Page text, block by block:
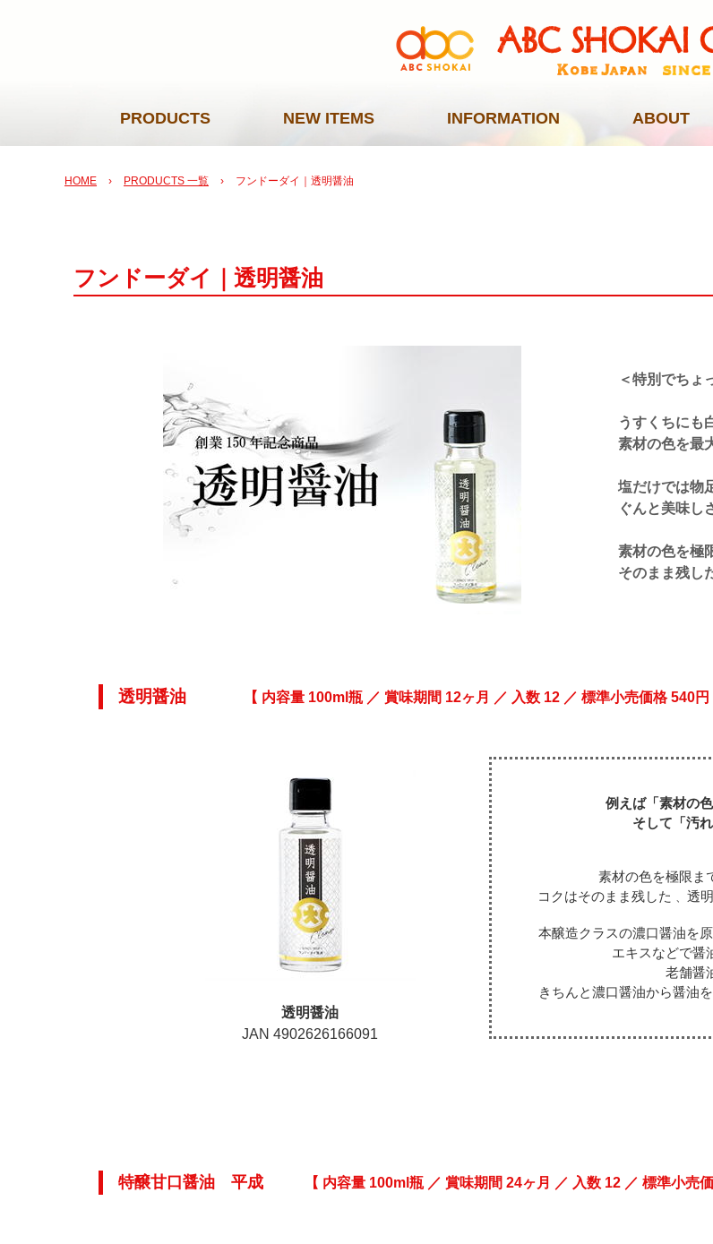
PRODUCTS NEW ITEMS INFORMATION ABOUT
HOME › PRODUCTS 一覧 › フンドーダイ｜透明醤油
フンドーダイ｜透明醤油
＜特別でちょ
うすくちにも
素材の色を最
塩だけでは物
ぐんと美味し
素材の色を極
そのまま残し
透明醤油 【 内容量 100ml瓶 ／ 賞味期間 12ヶ月 ／ 入数 12 ／ 標準小売価格 540円
透明醤油
JAN 4902626166091
例えば「素材の
そして「汚
素材の色を極限ま
コクはそのまま残した 、 透
本醸造クラスの濃口醤油を
エキスなどで醤
老舗醤
きちんと濃口醤油から醤油
特醸甘口醤油 平成 【 内容量 100ml瓶 ／ 賞味期間 24ヶ月 ／ 入数 12 ／ 標準小売